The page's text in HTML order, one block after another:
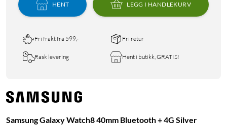
HENT LEGG I HANDLEKURV
Fri frakt fra 599,- Fri retur
Rask levering Hent i butikk, GRATIS!
Samsung Galaxy Watch8 40mm Bluetooth + 4G Silver